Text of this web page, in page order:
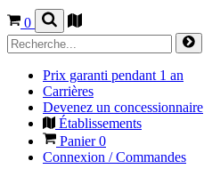
0
Prix garanti pendant 1 an
Carrières
Devenez un concessionnaire
Établissements
Panier0
Connexion / Commandes